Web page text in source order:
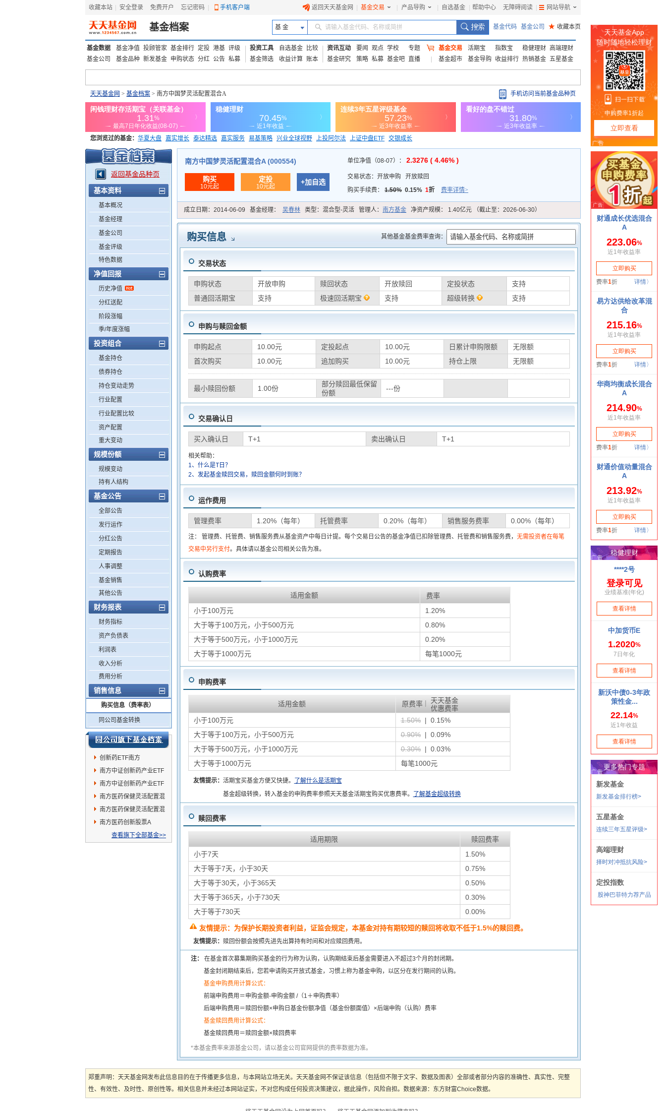
收藏本站 安全登录 免费开户 忘记密码 手机客户端 返回天天基金网 基金交易 产品导购 自选基金 帮助中心 无障碍阅读 网站导航
基金档案 基 金 请输入基金代码、名称或简拼 基金代码 基金公司 ★ 收藏本页
基金数据 基金净值 投顾管家 基金排行 定投 港基 评级
基金公司
基金品种 新发基金 申购状态 分红 公告 私募
投资工具 自选基金
比较
基金筛选
收益计算 账本
资讯互动 要闻 观点 学校
专题
基金研究
策略 私募 基金吧 直播
基金交易 活期宝 指数宝 稳健理财 高端理财
基金超市
基金导购 收益排行 热销基金 五星基金
天天基金网 > 基金档案 > 南方中国梦灵活配置混合A 手机访问当前基金品种页
您浏览过的基金： 华夏大盘 嘉实增长 泰达精选 嘉实服务 易基策略 兴业全球视野 上投阿尔法 上证中盘ETF 交银成长
添富优势 华安宏利 上证180价值ETF
返回基金品种页
基本资料
基本概况
基金经理
基金公司
基金评级
特色数据
净值回报
历史净值
分红送配
阶段涨幅
季/年度涨幅
投资组合
基金持仓
债券持仓
持仓变动走势
行业配置
行业配置比较
资产配置
重大变动
规模份额
规模变动
持有人结构
基金公告
全部公告
发行运作
分红公告
定期报告
人事调整
基金销售
其他公告
财务报表
财务指标
资产负债表
利润表
收入分析
费用分析
销售信息
购买信息（费率表）
同公司基金转换
创新药ETF南方
南方中证创新药产业ETF
发起联接C
南方中证创新药产业ETF
发起联接A
南方医药保健灵活配置混
合A
南方医药保健灵活配置混
合C
南方医药创新股票A
查看旗下全部基金>>
南方中国梦灵活配置混合A (000554)
购买
10元起
定投
10元起
+加自选
单位净值（08-07）： 2.3276 ( 4.46% )
交易状态： 开放申购
开放赎回
购买手续费： 1.50% 0.15% 1折 费率详情>
成立日期： 2014-06-09 基金经理： 吴春林 类型： 混合型-灵活 管理人： 南方基金 净资产规模： 1.40亿元 （截止至：2026-06-30）
购买信息 其他基金基金费率查询：
交易状态
申购状态 开放申购 赎回状态 开放赎回 定投状态
支持
普通回活期宝
支持 极速回活期宝 支持 超级转换 支持
申购与赎回金额
申购起点 10.00元 定投起点 10.00元 日累计申购限额
无限额
首次购买
10.00元 追加购买 10.00元 持仓上限 无限额
最小赎回份额 1.00份
部分赎回最低保留
份额
---份
交易确认日
买入确认日 T+1 卖出确认日 T+1
相关帮助：
1、什么是T日？
2、发起基金赎回交易，赎回金额何时到账？
运作费用
管理费率 1.20%（每年） 托管费率 0.20%（每年） 销售服务费率 0.00%（每年）
注： 管理费、托管费、销售服务费从基金资产中每日计提。每个交易日公告的基金净值已扣除管理费、托管费和销售服务费， 无需投资者在每笔
交易中另行支付。具体请以基金公司相关公告为准。
认购费率
适用金额
费率
小于100万元
1.20%
大于等于100万元，小于500万元
0.80%
大于等于500万元，小于1000万元
0.20%
大于等于1000万元
每笔1000元
申购费率
适用金额 原费率 |
天天基金
优惠费率
小于100万元
1.50%| 0.15%
大于等于100万元，小于500万元
0.90%| 0.09%
大于等于500万元，小于1000万元
0.30%| 0.03%
大于等于1000万元
每笔1000元
友情提示： 活期宝买基金方便又快捷。
了解什么是活期宝
基金超级转换，转入基金的申购费率参照天天基金活期宝购买优惠费率。
了解基金超级转换
赎回费率
适用期限
赎回费率
小于7天
1.50%
大于等于7天，小于30天
0.75%
大于等于30天，小于365天
0.50%
大于等于365天，小于730天
0.30%
大于等于730天
0.00%
友情提示：为保护长期投资者利益，证监会规定，本基金对持有期较短的赎回将收取不低于1.5%的赎回费。
友情提示： 赎回份额会按照先进先出算持有时间和对应赎回费用。
注： 在基金首次募集期购买基金的行为称为认购，认购期结束后基金需要进入不超过3个月的封闭期。
基金封闭期结束后，您若申请购买开放式基金，习惯上称为基金申购，以区分在发行期间的认购。
基金申购费用计算公式：
前端申购费用＝申购金额-申购金额 /（1＋申购费率）
后端申购费用＝赎回份额×申购日基金份额净值（基金份额面值）×后端申购（认购）费率
基金赎回费用计算公式：
基金赎回费用＝赎回金额×赎回费率
*本基金费率来源基金公司，请以基金公司官网提供的费率数据为准。
郑重声明：天天基金网发布此信息目的在于传播更多信息，与本网站立场无关。天天基金网不保证该信息（包括但不限于文字、数据及图表）全部或者部分内容的准确性、真实性、完整
性、有效性、及时性、原创性等。相关信息并未经过本网站证实，不对您构成任何投资决策建议，据此操作，风险自担。数据来源：东方财富Choice数据。